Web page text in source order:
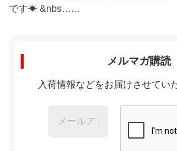
です☀ &nbs……
メルマガ購読
入荷情報などをお届けさせてい